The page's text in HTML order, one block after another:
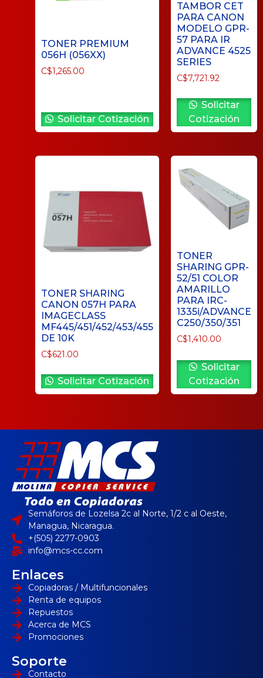
TONER PREMIUM
056H (056XX)
C$1,265.00
Solicitar Cotización
TAMBOR CET
PARA CANON
MODELO GPR-
57 PARA IR
ADVANCE 4525
SERIES
C$7,721.92
Solicitar
Cotización
TONER SHARING
CANON 057H PARA
IMAGECLASS
MF445/451/452/453/455
DE 10K
C$621.00
Solicitar Cotización
TONER
SHARING GPR-
52/51 COLOR
AMARILLO
PARA IRC-
1335i/ADVANCE
C250/350/351
C$1,410.00
Solicitar
Cotización
Semáforos de Lozelsa 2c al Norte, 1/2 c al Oeste,
Managua, Nicaragua.
+(505) 2277-0903
info@mcs-cc.com
Enlaces
Copiadoras / Multifuncionales
Renta de equipos
Repuestos
Acerca de MCS
Promociones
Soporte
Contacto